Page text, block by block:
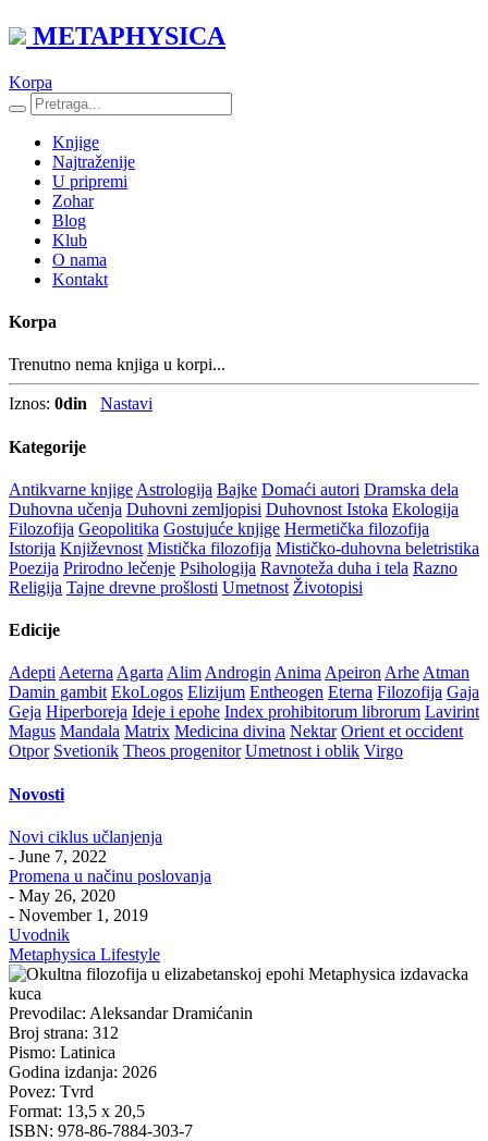
METAPHYSICA
Korpa
Knjige
Najtraženije
U pripremi
Zohar
Blog
Klub
O nama
Kontakt
Korpa
Trenutno nema knjiga u korpi...
Iznos: 0din Nastavi
Kategorije
Antikvarne knjige Astrologija Bajke Domaći autori Dramska dela
Duhovna učenja Duhovni zemljopisi Duhovnost Istoka Ekologija
Filozofija Geopolitika Gostujuće knjige Hermetička filozofija
Istorija Književnost Mistička filozofija Mističko-duhovna beletristika
Poezija Prirodno lečenje Psihologija Ravnoteža duha i tela Razno
Religija Tajne drevne prošlosti Umetnost Životopisi
Edicije
AdeptiAeternaAgartaAlimAndroginAnimaApeironArheAtman
Damin gambit EkoLogos Elizijum Entheogen Eterna Filozofija Gaja
Geja Hiperboreja Ideje i epohe Index prohibitorum librorum Lavirint
Magus Mandala Matrix Medicina divina Nektar Orient et occident
Otpor Svetionik Theos progenitor Umetnost i oblik Virgo
Novosti
Novi ciklus učlanjenja
- June 7, 2022
Promena u načinu poslovanja
- May 26, 2020
- November 1, 2019
Uvodnik
Metaphysica Lifestyle
Prevodilac: Aleksandar Dramićanin
Broj strana: 312
Pismo: Latinica
Godina izdanja: 2026
Povez: Tvrd
Format: 13,5 x 20,5
ISBN: 978-86-7884-303-7